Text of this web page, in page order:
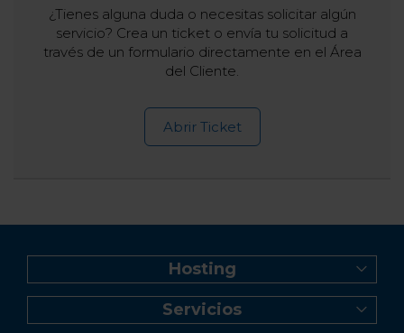
¿Tienes alguna duda o necesitas solicitar algún
servicio? Crea un ticket o envía tu solicitud a
través de un formulario directamente en el Área
del Cliente.
Abrir Ticket
Hosting
Web Hosting
Creador de Sitios
Servicios